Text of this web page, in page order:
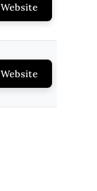
Website
Website